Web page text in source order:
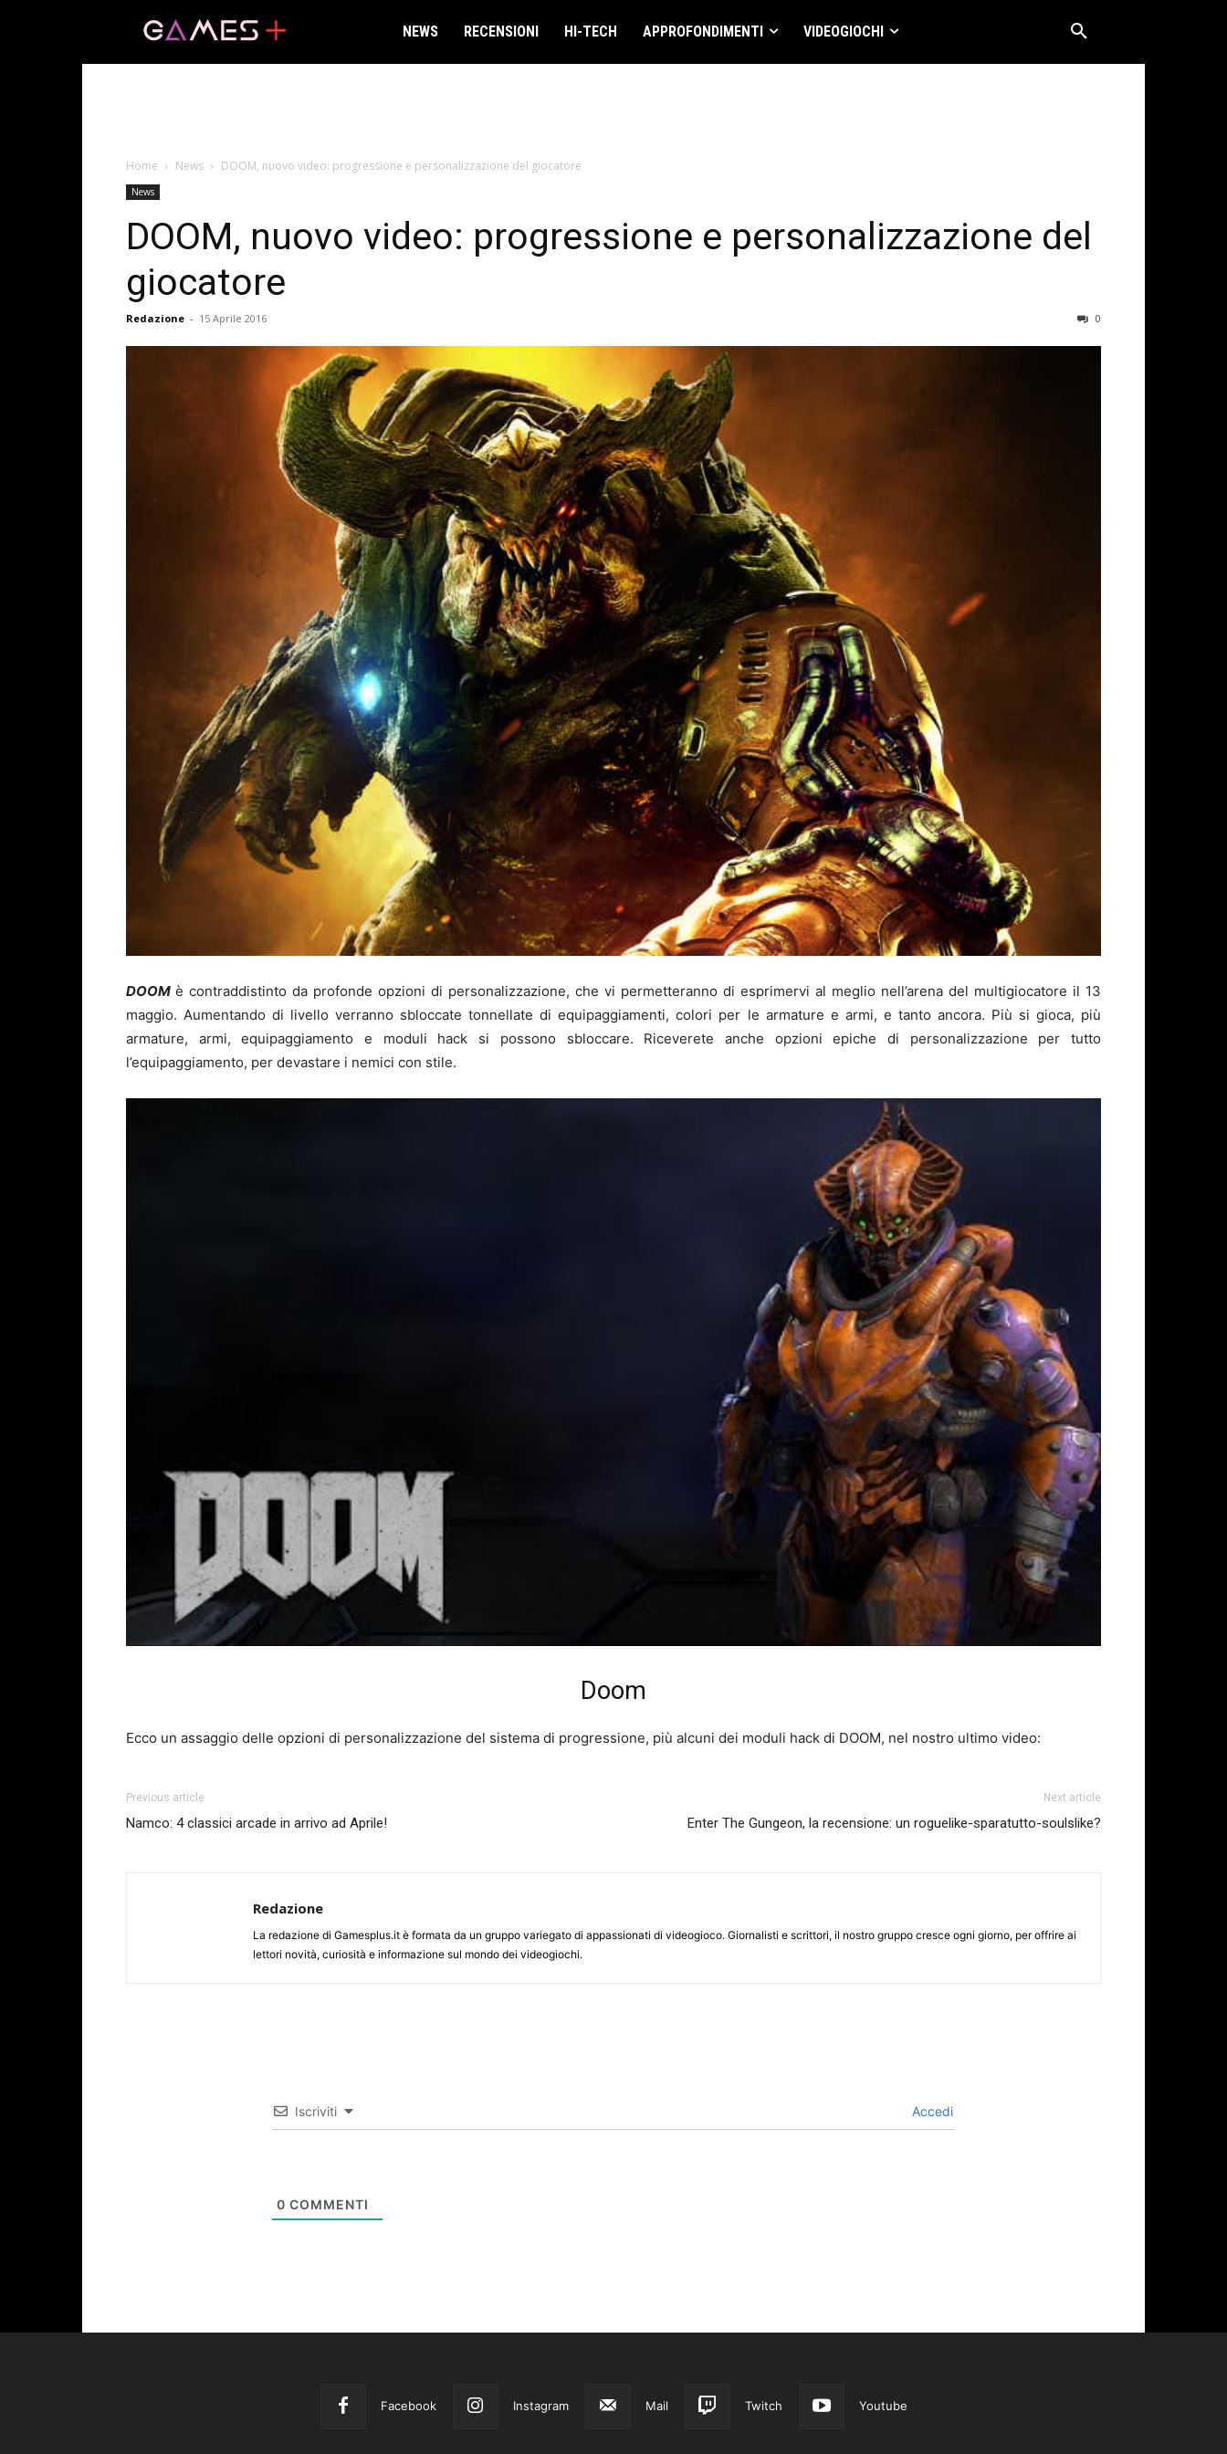
NEWS RECENSIONI HI-TECH APPROFONDIMENTI VIDEOGIOCHI
Home News DOOM, nuovo video: progressione e personalizzazione del giocatore
News
DOOM, nuovo video: progressione e personalizzazione del
giocatore
Redazione - 15 Aprile 2016 0
DOOM è contraddistinto da profonde opzioni di personalizzazione, che vi permetteranno di esprimervi al meglio nell’arena del multigiocatore il 13
maggio. Aumentando di livello verranno sbloccate tonnellate di equipaggiamenti, colori per le armature e armi, e tanto ancora. Più si gioca, più
armature, armi, equipaggiamento e moduli hack si possono sbloccare. Riceverete anche opzioni epiche di personalizzazione per tutto
l’equipaggiamento, per devastare i nemici con stile.
Doom
Ecco un assaggio delle opzioni di personalizzazione del sistema di progressione, più alcuni dei moduli hack di DOOM, nel nostro ultimo video:
Previous article
Namco: 4 classici arcade in arrivo ad Aprile!
Next article
Enter The Gungeon, la recensione: un roguelike-sparatutto-soulslike?
Redazione
La redazione di Gamesplus.it è formata da un gruppo variegato di appassionati di videogioco. Giornalisti e scrittori, il nostro gruppo cresce ogni giorno, per offrire ai
lettori novità, curiosità e informazione sul mondo dei videogiochi.
Iscriviti Accedi
0 COMMENTI
Facebook Instagram Mail Twitch Youtube